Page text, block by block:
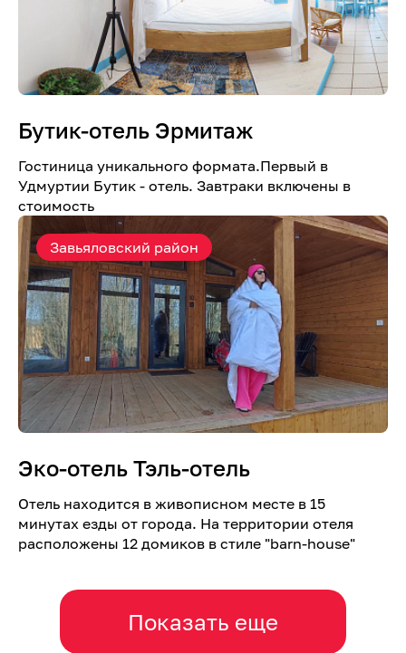
Бутик-отель Эрмитаж
Гостиница уникального формата.Первый в
Удмуртии Бутик - отель. Завтраки включены в
стоимость
Завьяловский район
Эко-отель Тэль-отель
Отель находится в живописном месте в 15
минутах езды от города. На территории отеля
расположены 12 домиков в стиле "barn-house"
Показать еще